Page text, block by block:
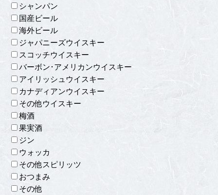
シャンパン
国産ビール
海外ビール
ジャパニーズウイスキー
スコッチウイスキー
バーボン･アメリカンウイスキー
アイリッシュウイスキー
カナディアンウイスキー
その他ウイスキー
梅酒
果実酒
ジン
ウォッカ
その他スピリッツ
おつまみ
その他